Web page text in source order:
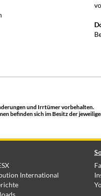
und Irrtümer vorbehalten.
befinden sich im Besitz der
International